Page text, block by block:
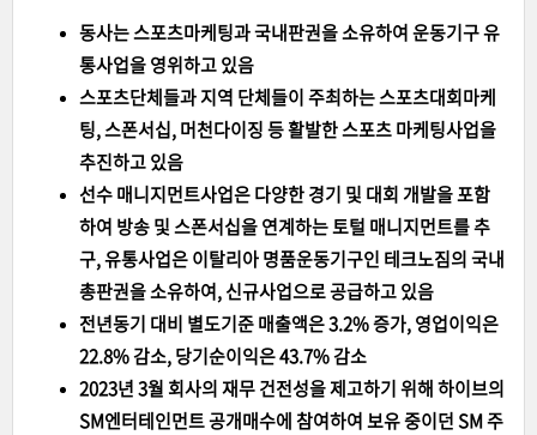
동사는 스포츠마케팅과 국내판권을 소유하여 운동기구 유
통사업을 영위하고 있음
스포츠단체들과 지역 단체들이 주최하는 스포츠대회마케
팅, 스폰서십, 머천다이징 등 활발한 스포츠 마케팅사업을
추진하고 있음
선수 매니지먼트사업은 다양한 경기 및 대회 개발을 포함
하여 방송 및 스폰서십을 연계하는 토털 매니지먼트를 추
구, 유통사업은 이탈리아 명품운동기구인 테크노짐의 국내
총판권을 소유하여, 신규사업으로 공급하고 있음
전년동기 대비 별도기준 매출액은 3.2% 증가, 영업이익은
22.8% 감소, 당기순이익은 43.7% 감소
2023년 3월 회사의 재무 건전성을 제고하기 위해 하이브의
SM엔터테인먼트 공개매수에 참여하여 보유 중이던 SM 주